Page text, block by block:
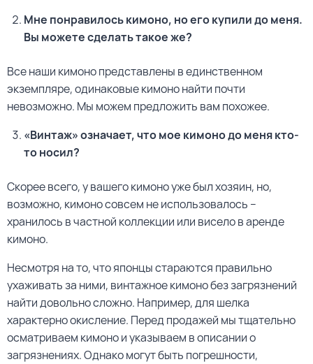
Мне понравилось кимоно, но его купили до меня.
Вы можете сделать такое же?
Все наши кимоно представлены в единственном
экземпляре, одинаковые кимоно найти почти
невозможно. Мы можем предложить вам похожее.
«Винтаж» означает, что мое кимоно до меня кто-
то носил?
Скорее всего, у вашего кимоно уже был хозяин, но,
возможно, кимоно совсем не использовалось –
хранилось в частной коллекции или висело в аренде
кимоно.
Несмотря на то, что японцы стараются правильно
ухаживать за ними, винтажное кимоно без загрязнений
найти довольно сложно. Например, для шелка
характерно окисление. Перед продажей мы тщательно
осматриваем кимоно и указываем в описании о
загрязнениях. Однако могут быть погрешности,